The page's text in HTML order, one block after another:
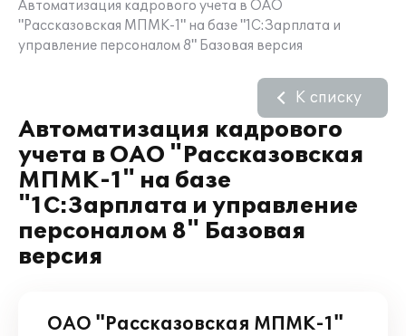
Автоматизация кадрового учета в ОАО
"Рассказовская МПМК-1" на базе "1С:Зарплата и
управление персоналом 8" Базовая версия
Автоматизация кадрового
учета в ОАО "Рассказовская
МПМК-1" на базе
"1С:Зарплата и управление
персоналом 8" Базовая
версия
К списку
ОАО "Рассказовская МПМК-1"